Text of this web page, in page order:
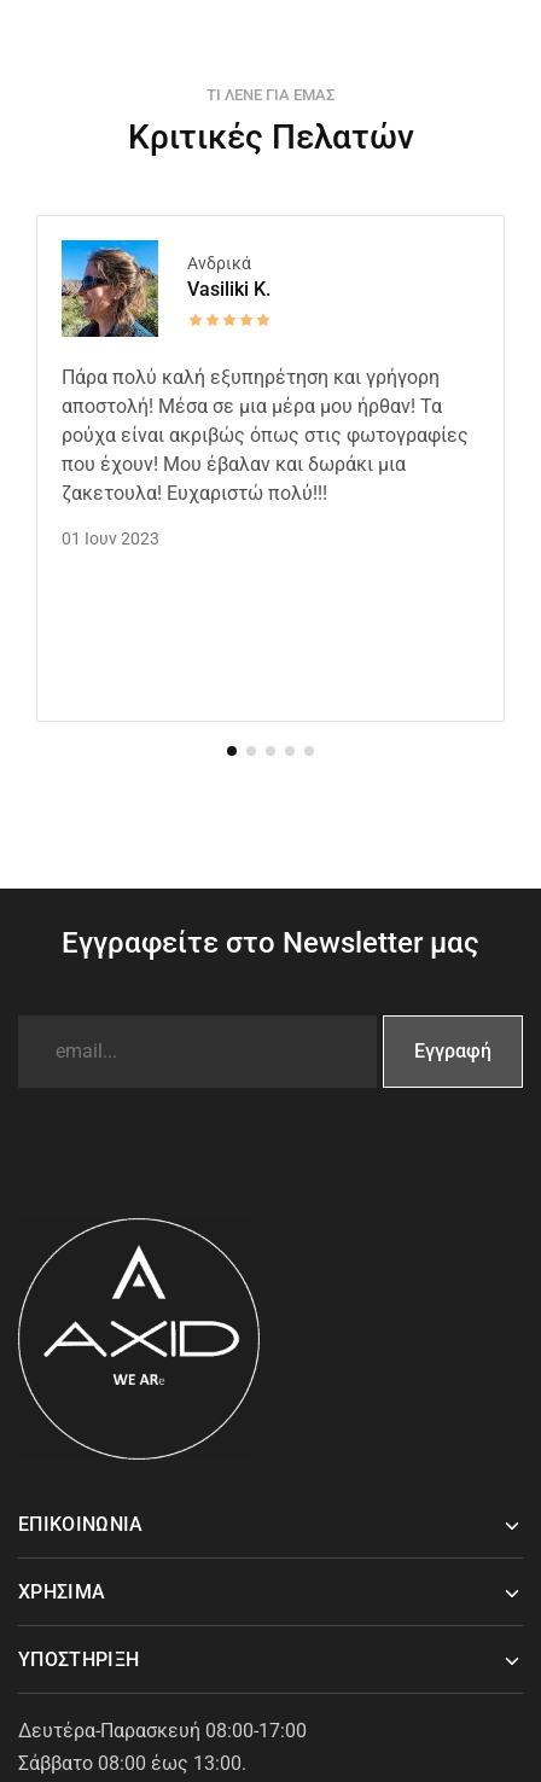
ΤΙ ΛΕΝΕ ΓΙΑ ΕΜΑΣ
Κριτικές Πελατών
Ανδρικά
Vasiliki K.
Πάρα πολύ καλή εξυπηρέτηση και γρήγορη
αποστολή! Μέσα σε μια μέρα μου ήρθαν! Τα
ρούχα είναι ακριβώς όπως στις φωτογραφίες
που έχουν! Μου έβαλαν και δωράκι μια
ζακετουλα! Ευχαριστώ πολύ!!!
01 Ιουν 2023
Εγγραφείτε στο Newsletter μας
ΕΠΙΚΟΙΝΩΝΙΑ
ΧΡΗΣΙΜΑ
ΥΠΟΣΤΗΡΙΞΗ
Δευτέρα-Παρασκευή 08:00-17:00
Σάββατο 08:00 έως 13:00.